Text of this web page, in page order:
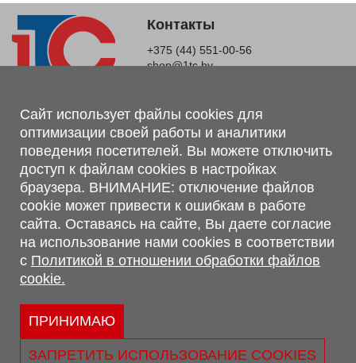
Контакты
+375 (44) 551-00-56
shop@1tc.by
Магазин, склад
г. Минск, Минский р-н, п. Привольный, ул. Мира, 20А,
223062
г. Брест, ул. Лейтенанта Рябцева, 108 В, 224701
Обращаем Ваше внимание, что вся предоставленная на сайте
информация, касающаяся комплектаций, технических
характеристик, цветовых сочетаний, а также стоимости и
сервисного обслуживания носит информационный характер и
не является публичной офертой, определяемой п.2 ст.407
Гражданского кодекса Республики Беларусь.
Политика обработки персональных данных
Политикой в отношении обработки файлов cookie.
Сайт использует файлы cookies для
оптимизации своей работы и аналитики
поведения посетителей. Вы можете отключить
доступ к файлам cookies в настройках
браузера. ВНИМАНИЕ: отключение файлов
cookie может привести к ошибкам в работе
сайта. Оставаясь на сайте, Вы даете согласие
на использование нами cookies в соответствии
с Политикой в отношении обработки файлов
cookie.
ПРИНИМАЮ
ЗАПРЕТИТЬ ИСПОЛЬЗОВАНИЕ COOKIES